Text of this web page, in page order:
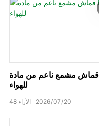
قماش مشمع ناعم من مادة PVC بيج - جودة عالية ومقاومة
للهواء
2026 07 20
48 الآراء